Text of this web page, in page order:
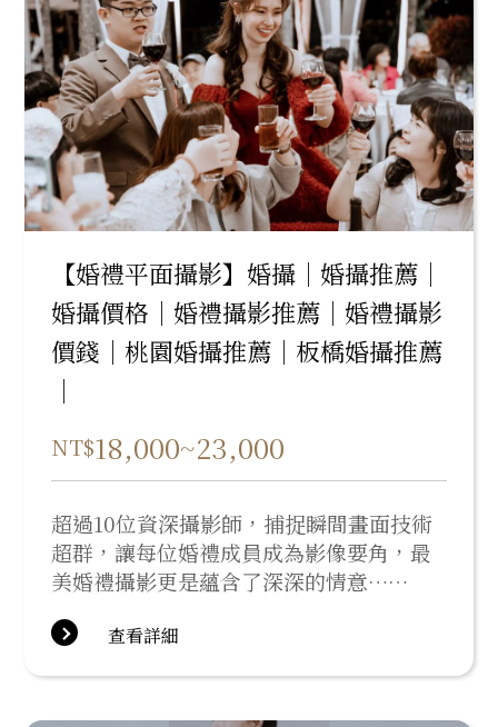
【婚禮平面攝影】婚攝｜婚攝推薦｜
婚攝價格｜婚禮攝影推薦｜婚禮攝影
價錢｜桃園婚攝推薦｜板橋婚攝推薦
｜
NT$18,000~23,000
超過10位資深攝影師，捕捉瞬間畫面技術
超群，讓每位婚禮成員成為影像要角，最
美婚禮攝影更是蘊含了深深的情意……
查看詳細